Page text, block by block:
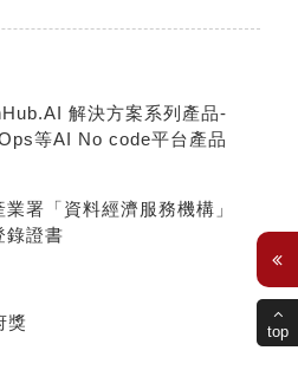
top
解決方案系列產品-
等AI No code平台產品
署「資料經濟服務機構」
錄證書
獎